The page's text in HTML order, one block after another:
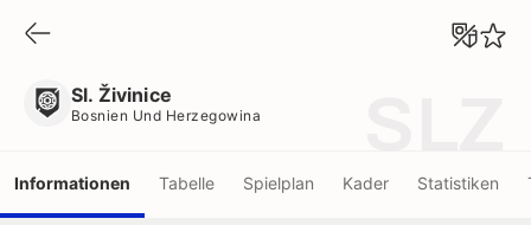
Sl. Živinice
Bosnien Und Herzegowina
Informationen Tabelle Spielplan Kader Statistiken